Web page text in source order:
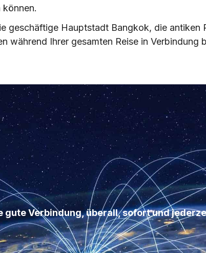
können.
geschäftige Hauptstadt Bangkok, die
während Ihrer gesamten Reise in
gute Verbindung, überall, sofort und